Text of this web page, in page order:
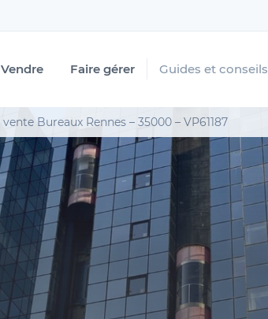
Vendre Faire gérer Guides et conseils
vente Bureaux Rennes – 35000 – VP61187